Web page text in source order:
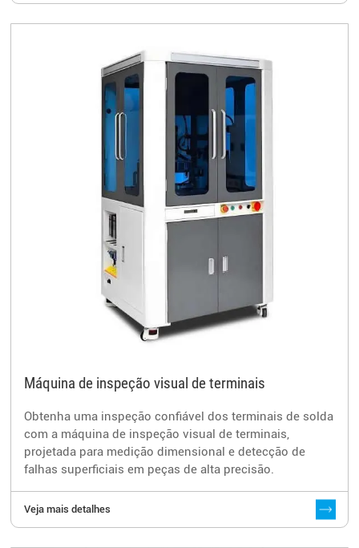
Máquina de inspeção visual de terminais
Obtenha uma inspeção confiável dos terminais de solda
com a máquina de inspeção visual de terminais,
projetada para medição dimensional e detecção de
falhas superficiais em peças de alta precisão.
Veja mais detalhes